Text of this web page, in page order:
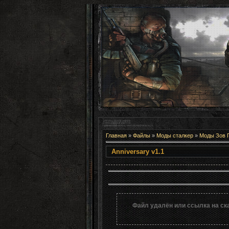
Главная» Файлы » Моды сталкер » Моды Зов
Файл удалён или ссылка на